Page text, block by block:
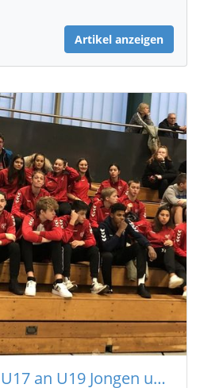
Artikel anzeigen
U16 Meedercher, U17 an U19 Jongen um Sauerland Cup zu Menden (D)